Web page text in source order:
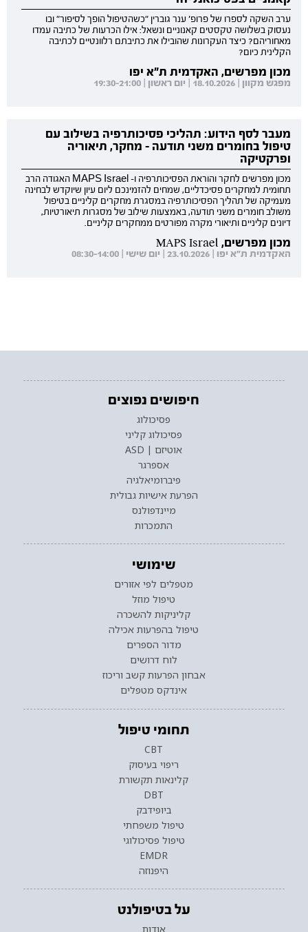
ערב השקה לספרו של פרופ' ענר גוברין "כשהטיפול הופך לסיפור" ובו
נעסוק בשלושה טקסטים קאנוניים ונשאל: אילו הכרעות של כתיבה עמדו
מאחוריהם? כיצד העקרונות שהובילו את כתיבתם רלוונטיים לכתיבה
הקלינית כיום?
מכון מפרשים, האקדמית ת"א יפו
מפגש מקוון | 18.10.2026 | יום ראשון | 19:30-21:00
מעבר לסף הידוע: תהליכי פסיכותרפיה בשילוב עם
טיפול בחומרים משני תודעה - מחקר, תיאוריה
ופרקטיקה
מכון מפרשים לחקר והוראת הפסיכותרפיה ו- MAPS Israel האגודה הרב
תחומית למחקרים פסיכדליים, שמחים להזמינכם ליום עיון שיוקדש לבחינה
מעמיקה של תהליך הפסיכותרפיה במסגרת מחקרים קליניים בטיפול
משולב חומרים משני תודעה, באמצעות שילוב של מסגרות תיאורטיות,
דיונים קליניים ותיאורי מקרה מפורטים ממחקרים קליניים.
מכון מפרשים, MAPS Israel
האקדמית ת"א יפו | 23.10.2026 | יום שישי | 08:30-14:00
חיפושים נפוצים
פסיכולוג
פסיכולוג קליני
אוטיזם | ASD
אספרגר
פיברומיאלגיה
הפרעת אישיות גבולית
מיינדפולנס
התמכרות
שימושי
מטפלים לפי אזורים
טיפול מוזל
קליניקות להשכרה
טיפול בהפרעות אכילה
מדור הספרים
לוח דרושים
אבחון הפרעות קשב וריכוז
אינדקס מטפלים
תחומי טיפול
CBT
ריפוי בעיסוק
קלינאות תקשורת
DBT
ביופידבק
טיפול משפחתי
טיפול פסיכולוגי
EMDR
היפנוזה
על בטיפולנט
אודות